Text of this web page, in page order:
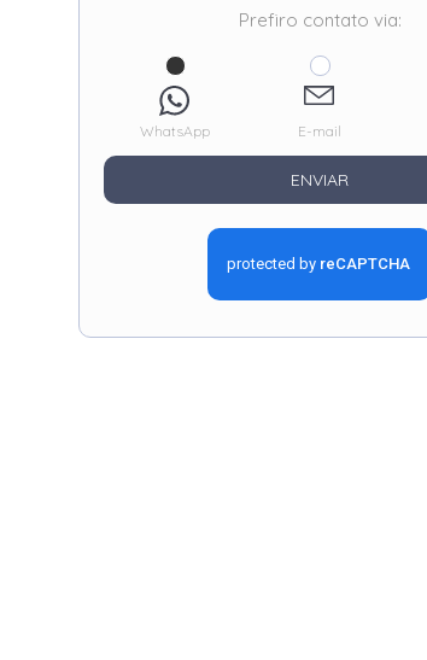
Prefiro contato via:
WhatsApp E-mail
ENVIAR